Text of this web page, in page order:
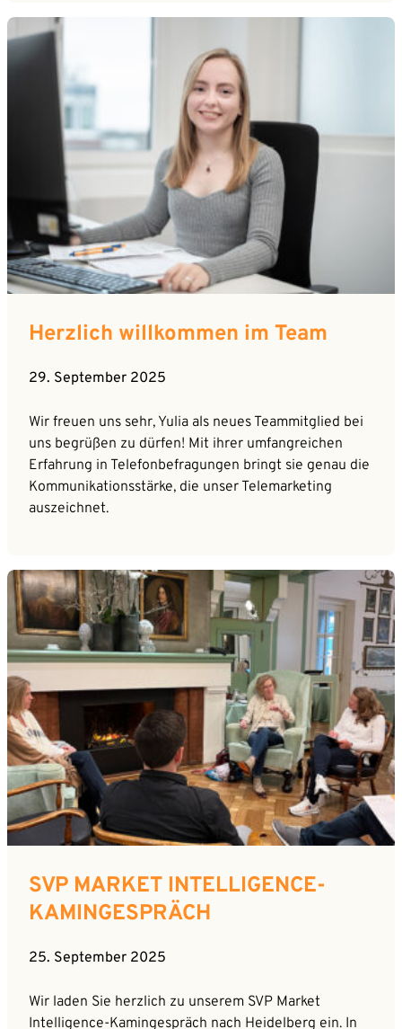
Herzlich willkommen im Team
29. September 2025
Wir freuen uns sehr, Yulia als neues Teammitglied bei
uns begrüßen zu dürfen! Mit ihrer umfangreichen
Erfahrung in Telefonbefragungen bringt sie genau die
Kommunikationsstärke, die unser Telemarketing
auszeichnet.
SVP MARKET INTELLIGENCE-
KAMINGESPRÄCH
25. September 2025
Wir laden Sie herzlich zu unserem SVP Market
Intelligence-Kamingespräch nach Heidelberg ein. In